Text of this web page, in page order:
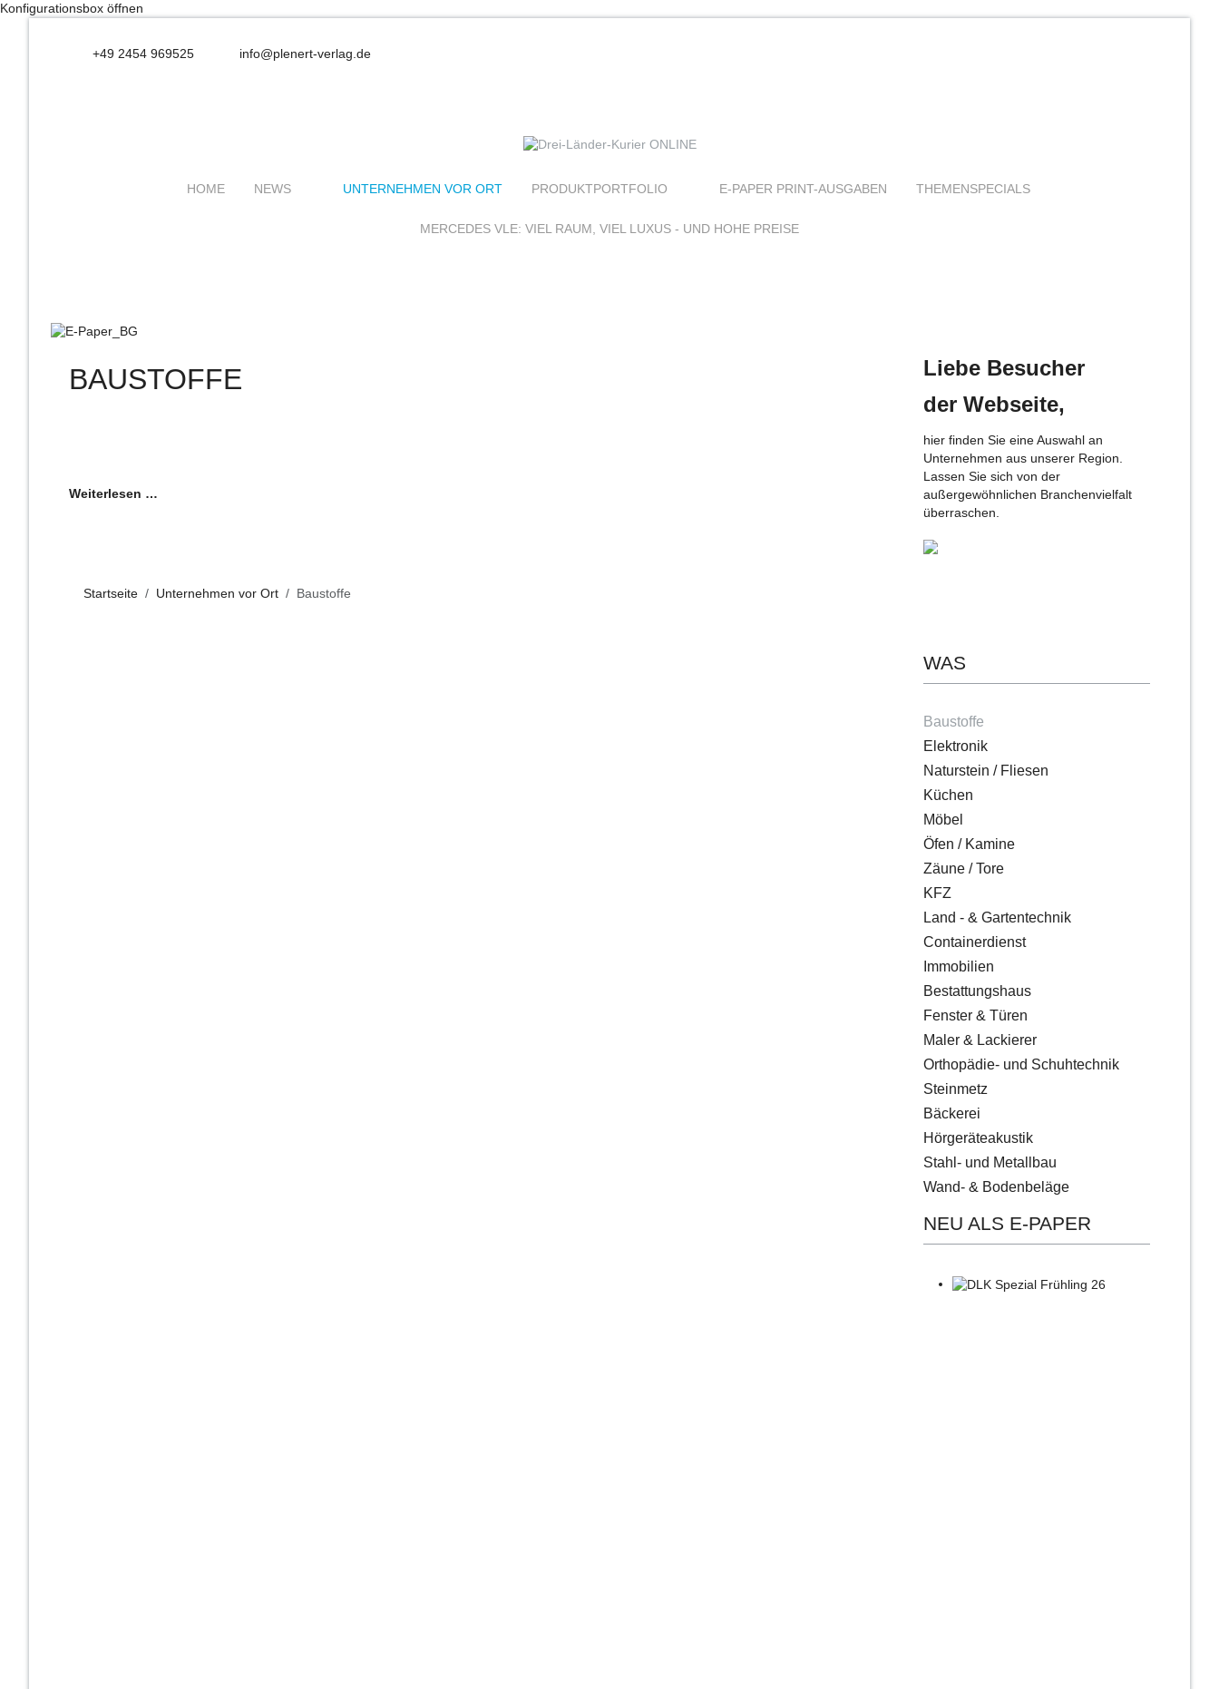
Konfigurationsbox öffnen
+49 2454 969525 info@plenert-verlag.de
HOME NEWS UNTERNEHMEN VOR ORT PRODUKTPORTFOLIO E-PAPER PRINT-AUSGABEN THEMENSPECIALS
MERCEDES VLE: VIEL RAUM, VIEL LUXUS - UND HOHE PREISE
BAUSTOFFE
Weiterlesen …
Startseite Unternehmen vor Ort Baustoffe
Liebe Besucher
der Webseite,
hier finden Sie eine Auswahl an
Unternehmen aus unserer Region.
Lassen Sie sich von der
außergewöhnlichen Branchenvielfalt
überraschen.
WAS
Baustoffe
Elektronik
Naturstein / Fliesen
Küchen
Möbel
Öfen / Kamine
Zäune / Tore
KFZ
Land - & Gartentechnik
Containerdienst
Immobilien
Bestattungshaus
Fenster & Türen
Maler & Lackierer
Orthopädie- und Schuhtechnik
Steinmetz
Bäckerei
Hörgeräteakustik
Stahl- und Metallbau
Wand- & Bodenbeläge
NEU ALS E-PAPER